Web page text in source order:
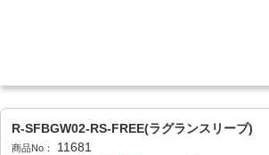
R-SFBGW02-RS-FREE(ラグランスリーブ)
商品No： 11681